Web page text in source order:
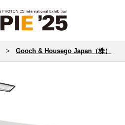
> Gooch & Housego Japan（株）